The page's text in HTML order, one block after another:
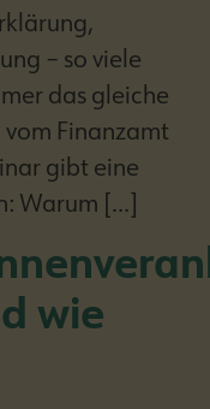
– so viele
das gleiche
vom Finanzamt
gibt eine
Warum […]
wie